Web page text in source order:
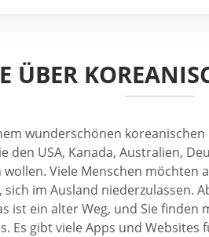
ÜBER
wunderschönen
USA, Kanada, Australien,
Viele Menschen
im Ausland niederzulassen.
ein alter Weg, und Sie
Es gibt viele Apps und